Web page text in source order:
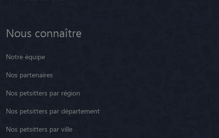
Nous connaître
Notre équipe
Nos partenaires
Nos petsitters par région
Nos petsitters par département
Nos petsitters par ville